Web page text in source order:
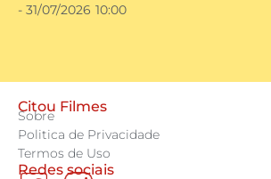
- 31/07/2026 10:00
Citou Filmes
Sobre
Politica de Privacidade
Termos de Uso
Redes sociais